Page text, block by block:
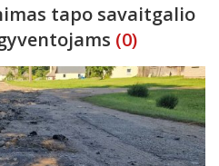
tapo savaitgalio
(0)